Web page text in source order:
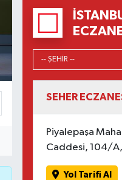
SEHER
Piyalepaşa
Caddesi, 104/A,
Yol Tarifi Al